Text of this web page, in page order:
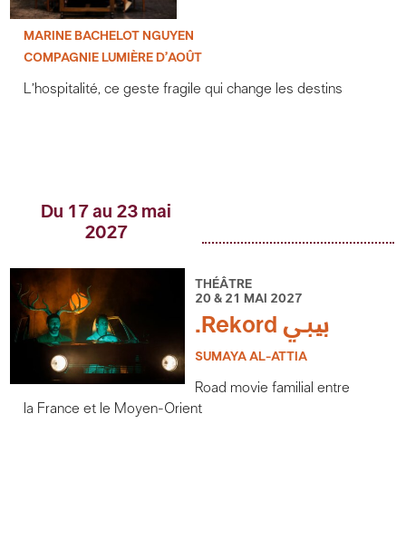
MARINE BACHELOT NGUYEN
COMPAGNIE LUMIÈRE D’AOÛT
L’hospitalité, ce geste fragile qui change les destins
Du 17 au 23 mai
2027
THÉÂTRE
20 & 21 MAI 2027
.Rekord بیبي
SUMAYA AL-ATTIA
Road movie familial entre
la France et le Moyen-Orient